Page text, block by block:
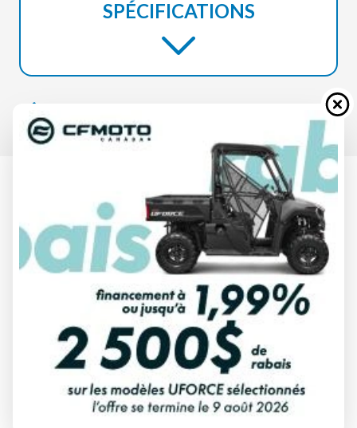
SPÉCIFICATIONS
DEFENDER MAX VERT BOUSSOLE
HD7
À partir de
19 989 $
CALCULATRICE DE PAIEMENT